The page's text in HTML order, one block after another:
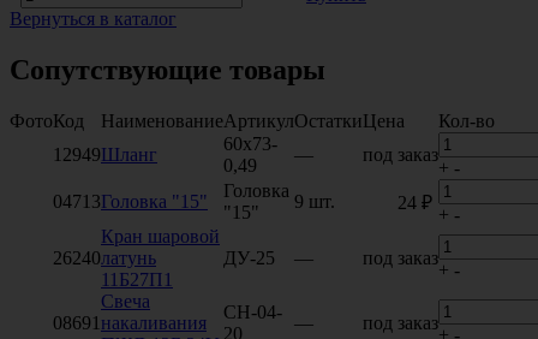
Вернуться в каталог
Сопутствующие товары
ФотоКод НаименованиеАртикулОстаткиЦена
Кол-во
12949Шланг
60х73-
0,49
— под заказ
+ -
04713Головка "15"
Головка
"15"
9 шт. 24 ₽
+ -
26240
Кран шаровой
латунь
11Б27П1
ДУ-25 — под заказ
+ -
08691
Свеча
накаливания
СН-04-
20
— под заказ
+ -